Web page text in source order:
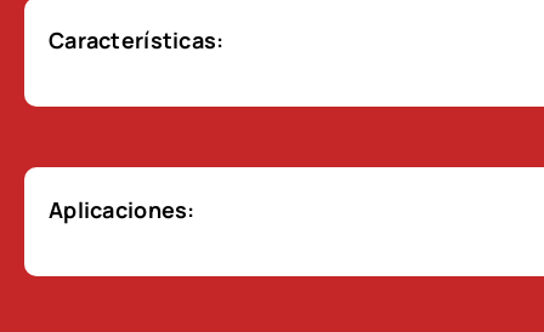
Características:
Aplicaciones: